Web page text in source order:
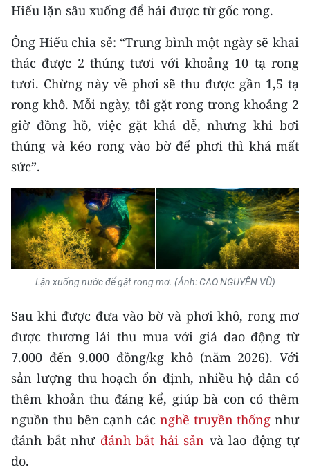
Media Giáo dục
Media Y tế
Media Khoa học - Công nghệ
Media Môi trường
Ảnh
Infographic
TIN MỚI
TIN ĐỊA PHƯƠNG
Trung du và miền núi phía Bắc
Bắc Trung Bộ
Duyên hải Nam Trung Bộ và Tây
Nguyên
Đông Nam Bộ
Đồng bằng sông Cửu Long
Hiếu lặn sâu xuống để hái được từ gốc rong.
Ông Hiếu chia sẻ: “Trung bình một ngày sẽ khai
thác được 2 thúng tươi với khoảng 10 tạ rong
tươi. Chừng này về phơi sẽ thu được gần 1,5 tạ
rong khô. Mỗi ngày, tôi gặt rong trong khoảng 2
giờ đồng hồ, việc gặt khá dễ, nhưng khi bơi
thúng và kéo rong vào bờ để phơi thì khá mất
sức”.
Lặn xuống nước để gặt rong mơ. (Ảnh: CAO NGUYÊN VŨ)
Sau khi được đưa vào bờ và phơi khô, rong mơ
được thương lái thu mua với giá dao động từ
7.000 đến 9.000 đồng/kg khô (năm 2026). Với
sản lượng thu hoạch ổn định, nhiều hộ dân có
thêm khoản thu đáng kể, giúp bà con có thêm
nguồn thu bên cạnh các nghề truyền thống như
đánh bắt như đánh bắt hải sản và lao động tự
do.